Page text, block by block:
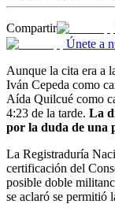
Compartir
Únete a
Aunque la cita era a
Iván Cepeda como
Aída Quilcué como
4:23 de la tarde. La
por la duda de una
La Registraduría
certificación del
posible doble
se aclaró se permitió